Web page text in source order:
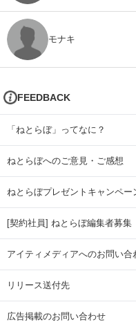
モナキ
FEEDBACK
「ねとらぼ」ってなに？
ねとらぼへのご意見・ご感想
ねとらぼプレゼントキャンペー
[契約社員] ねとらぼ編集者募集
アイティメディアへのお問い合
リリース送付先
広告掲載のお問い合わせ